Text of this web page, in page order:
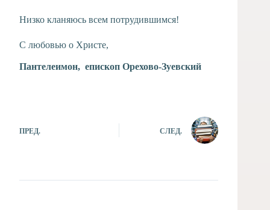
Низко кланяюсь всем потрудившимся!
С любовью о Христе,
Пантелеимон, епископ Орехово-Зуевский
ПРЕД. СЛЕД.